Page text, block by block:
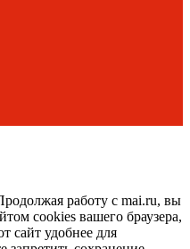
работу с mai.ru, вы
cookies вашего браузера,
сайт удобнее для